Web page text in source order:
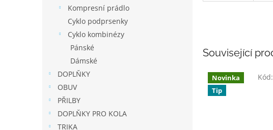
Kompresní prádlo
Cyklo podprsenky
Cyklo kombinézy
Pánské
Dámské
DOPLŇKY
OBUV
PŘILBY
DOPLŇKY PRO KOLA
TRIKA
Související
Novinka
Tip
Kód: